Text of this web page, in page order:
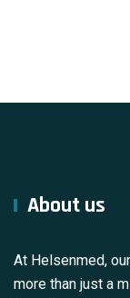
About us
At Helsenmed,
more than just a